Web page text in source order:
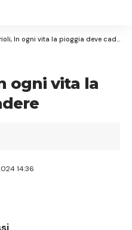
Resizer
In ogni vita la pioggia deve cadere
ogni vita la
14:36